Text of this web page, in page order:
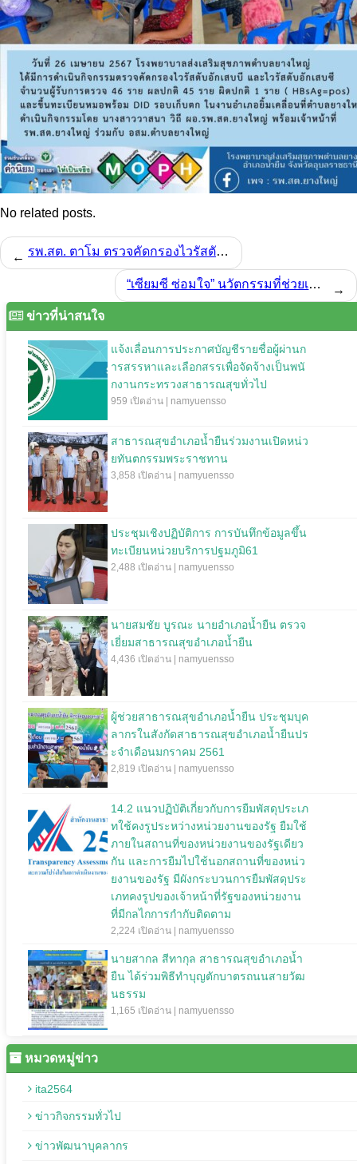
No related posts.
← รพ.สต. ตาโม ตรวจคัดกรองไวรัสตับอักเสบบีและซี 2567
“เซียมซี ซ่อมใจ” นวัตกรรมที่ช่วยเสริมสร้างความสุข
→
ข่าวที่น่าสนใจ
แจ้งเลื่อนการประกาศบัญชีรายชื่อผู้ผ่านก
ารสรรหาและเลือกสรรเพื่อจัดจ้างเป็นพนั
กงานกระทรวงสาธารณสุขทั่วไป
959 เปิดอ่าน | namyuensso
สาธารณสุขอำเภอน้ำยืนร่วมงานเปิดหน่ว
ยทันตกรรมพระราชทาน
3,858 เปิดอ่าน | namyuensso
ประชุมเชิงปฏิบัติการ การบันทึกข้อมูลขึ้น
ทะเบียนหน่วยบริการปฐมภูมิ61
2,488 เปิดอ่าน | namyuensso
นายสมชัย บูรณะ นายอำเภอน้ำยืน ตรวจ
เยี่ยมสาธารณสุขอำเภอน้ำยืน
4,436 เปิดอ่าน | namyuensso
ผู้ช่วยสาธารณสุขอำเภอน้ำยืน ประชุมบุค
ลากรในสังกัดสาธารณสุขอำเภอน้ำยืนปร
ะจำเดือนมกราคม 2561
2,819 เปิดอ่าน | namyuensso
14.2 แนวปฏิบัติเกี่ยวกับการยืมพัสดุประเภ
ทใช้คงรูประหว่างหน่วยงานของรัฐ ยืมใช้
ภายในสถานที่ของหน่วยงานของรัฐเดียว
กัน และการยืมไปใช้นอกสถานที่ของหน่ว
ยงานของรัฐ มีผังกระบวนการยืมพัสดุประ
เภทคงรูปของเจ้าหน้าที่รัฐของหน่วยงาน
ที่มีกลไกการกำกับติดตาม
2,224 เปิดอ่าน | namyuensso
นายสากล สีทากุล สาธารณสุขอำเภอน้ำ
ยืน ได้ร่วมพิธีทำบุญตักบาตรถนนสายวัฒ
นธรรม
1,165 เปิดอ่าน | namyuensso
หมวดหมู่ข่าว
ita2564
ข่าวกิจกรรมทั่วไป
ข่าวพัฒนาบุคลากร